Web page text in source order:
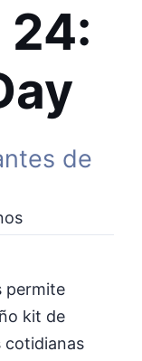
24:
de
permite
kit de
cotidianas